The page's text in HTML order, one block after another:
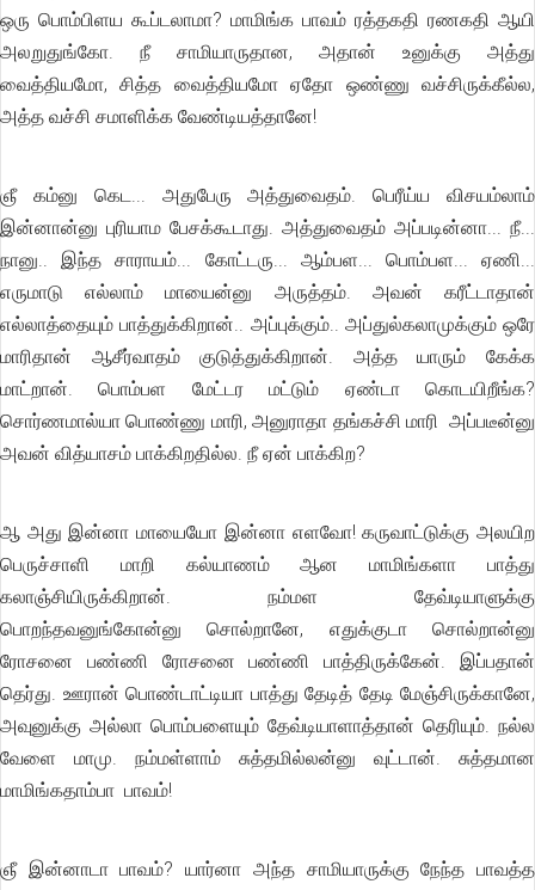
ஒரு பொம்பிளய கூப்டலாமா? மாமிங்க பாவம் ரத்தகதி ரணகதி ஆயி
அலறுதுங்கோ. நீ சாமியாருதான, அதான் உனுக்கு அத்து
வைத்தியமோ, சித்த வைத்தியமோ ஏதோ ஒண்ணு வச்சிருக்கீல்ல,
அத்த வச்சி சமாளிக்க வேண்டியத்தானே!
ஞீ கம்னு கெட... அதுபேரு அத்துவைதம். பெரீய்ய விசயம்லாம்
இன்னான்னு புரியாம பேசக்கூடாது. அத்துவைதம் அப்படின்னா... நீ...
நானு.. இந்த சாராயம்... கோட்டரு... ஆம்பள... பொம்பள... ஏணி...
எருமாடு எல்லாம் மாயைன்னு அருத்தம். அவன் கரீட்டாதான்
எல்லாத்தையும் பாத்துக்கிறான்.. அப்புக்கும்.. அப்துல்கலாமுக்கும் ஒரே
மாரிதான் ஆசீர்வாதம் குடுத்துக்கிறான். அத்த யாரும் கேக்க
மாட்றான். பொம்பள மேட்டர மட்டும் ஏண்டா கொடயிறீங்க?
சொர்ணமால்யா பொண்ணு மாரி, அனுராதா தங்கச்சி மாரி அப்படீன்னு
அவன் வித்யாசம் பாக்கிறதில்ல. நீ ஏன் பாக்கிற?
ஆ அது இன்னா மாயையோ இன்னா எளவோ! கருவாட்டுக்கு அலயிற
பெருச்சாளி மாறி கல்யாணம் ஆன மாமிங்களா பாத்து
கலாஞ்சியிருக்கிறான். நம்மள தேவ்டியாளுக்கு
பொறந்தவனுங்கோன்னு சொல்றானே, எதுக்குடா சொல்றான்னு
ரோசனை பண்ணி ரோசனை பண்ணி பாத்திருக்கேன். இப்பதான்
தெர்து. ஊரான் பொண்டாட்டியா பாத்து தேடித் தேடி மேஞ்சிருக்கானே,
அவுனுக்கு அல்லா பொம்பளையும் தேவ்டியாளாத்தான் தெரியும். நல்ல
வேளை மாமு. நம்மள்ளாம் சுத்தமில்லன்னு வுட்டான். சுத்தமான
மாமிங்கதாம்பா பாவம்!
ஞீ இன்னாடா பாவம்? யார்னா அந்த சாமியாருக்கு நேந்த பாவத்த